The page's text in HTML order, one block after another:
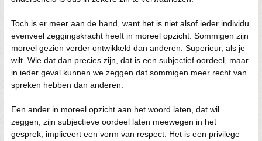
Toch is er meer aan de hand, want het is niet alsof ieder individu
evenveel zeggingskracht heeft in moreel opzicht. Sommigen zijn
moreel gezien verder ontwikkeld dan anderen. Superieur, als je
wilt. Wie dat dan precies zijn, dat is een subjectief oordeel, maar
in ieder geval kunnen we zeggen dat sommigen meer recht van
spreken hebben dan anderen.
Een ander in moreel opzicht aan het woord laten, dat wil
zeggen, zijn subjectieve oordeel laten meewegen in het
gesprek, impliceert een vorm van respect. Het is een privilege